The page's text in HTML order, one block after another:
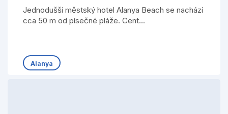
Jednodušší městský hotel Alanya Beach se nachází
cca 50 m od písečné pláže. Cent...
Alanya